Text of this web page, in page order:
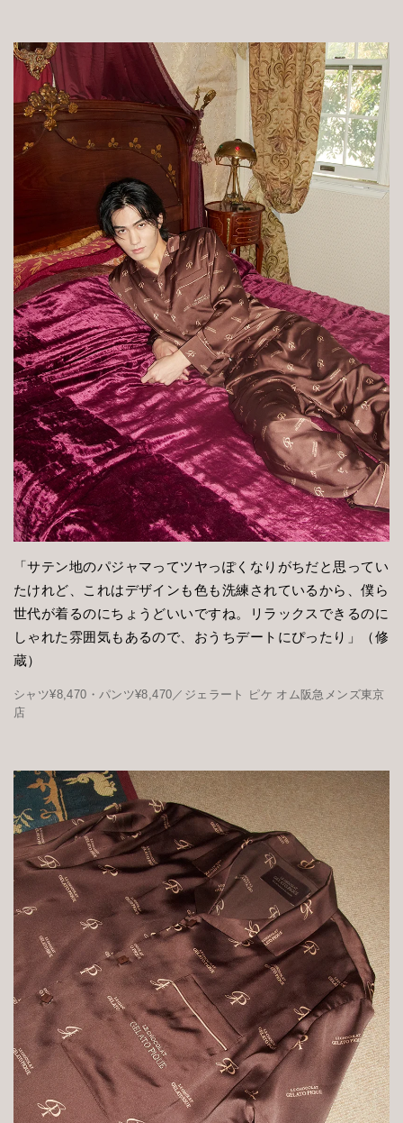
「サテン地のパジャマってツヤっぽくなりがちだと思ってい
たけれど、これはデザインも色も洗練されているから、僕ら
世代が着るのにちょうどいいですね。リラックスできるのに
しゃれた雰囲気もあるので、おうちデートにぴったり」（修
蔵）
シャツ¥8,470・パンツ¥8,470／ジェラート ピケ オム阪急メンズ東京
店